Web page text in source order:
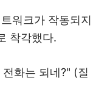
워크가 작동되지
착각했다.
화는 되네?" (질